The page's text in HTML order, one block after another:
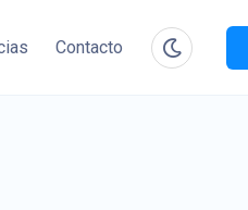
Contacto